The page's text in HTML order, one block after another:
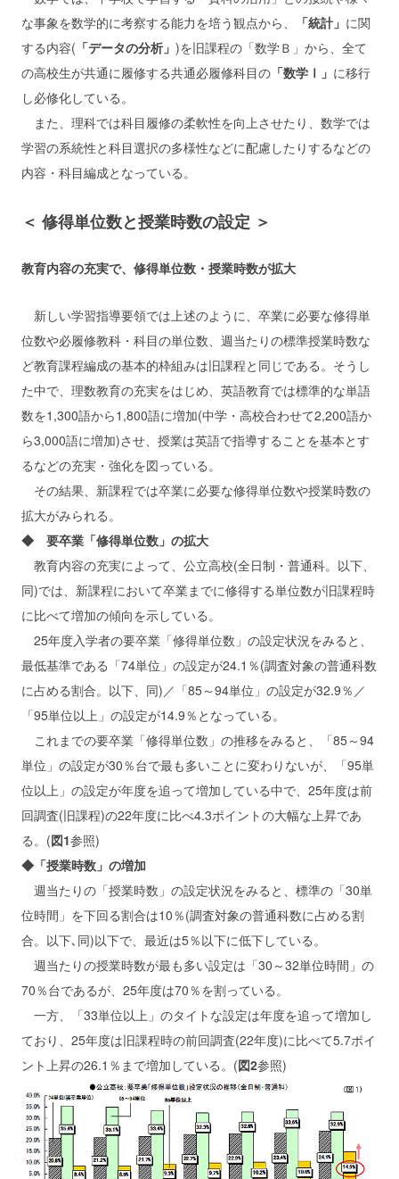
な事象を数学的に考察する能力を培う観点から、
「統計」 に関
する内容( 「データの分析」 )を旧課程の「数学Ｂ」から、全て
の高校生が共通に履修する共通必履修科目の 「数学Ⅰ」 に移行
し必修化している。
また、理科では科目履修の柔軟性を向上させたり、数学では
学習の系統性と科目選択の多様性などに配慮したりするなどの
内容・科目編成となっている。
＜ 修得単位数と授業時数の設定 ＞
教育内容の充実で、修得単位数・授業時数が拡大
新しい学習指導要領では上述のように、卒業に必要な修得単
位数や必履修教科・科目の単位数、週当たりの標準授業時数な
ど教育課程編成の基本的枠組みは旧課程と同じである。そうし
た中で、理数教育の充実をはじめ、英語教育では標準的な単語
数を1,300語から1,800語に増加(中学・高校合わせて2,200語か
ら3,000語に増加)させ、授業は英語で指導することを基本とす
るなどの充実・強化を図っている。
その結果、新課程では卒業に必要な修得単位数や授業時数の
拡大がみられる。
◆ 要卒業「修得単位数」の拡大
教育内容の充実によって、公立高校(全日制・普通科。以下、
同)では、新課程において卒業までに修得する単位数が旧課程時
に比べて増加の傾向を示している。
25年度入学者の要卒業「修得単位数」の設定状況をみると、
最低基準である「74単位」の設定が24.1％(調査対象の普通科数
に占める割合。以下、同)／「85～94単位」の設定が32.9％／
「95単位以上」の設定が14.9％となっている。
これまでの要卒業「修得単位数」の推移をみると、「85～94
単位」の設定が30％台で最も多いことに変わりないが、「95単
位以上」の設定が年度を追って増加している中で、25年度は前
回調査(旧課程)の22年度に比べ4.3ポイントの大幅な上昇であ
る。(図1参照)
◆「授業時数」の増加
週当たりの「授業時数」の設定状況をみると、標準の「30単
位時間」を下回る割合は10％(調査対象の普通科数に占める割
合。以下､同)以下で、最近は5％以下に低下している。
週当たりの授業時数が最も多い設定は「30～32単位時間」の
70％台であるが、25年度は70％を割っている。
一方、「33単位以上」のタイトな設定は年度を追って増加し
ており、25年度は旧課程時の前回調査(22年度)に比べて5.7ポイ
ント上昇の26.1％まで増加している。(図2参照)